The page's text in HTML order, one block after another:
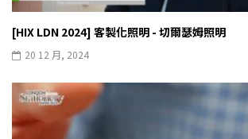
[HIX LDN 2024] 客製化照明 - 切爾瑟姆照明
20 12 月, 2024